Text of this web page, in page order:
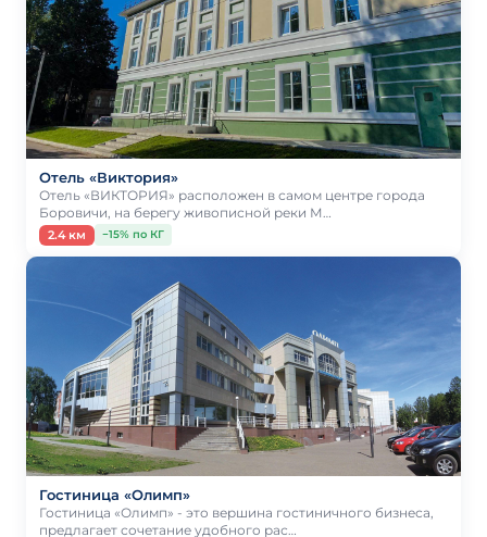
Отель «Виктория»
Отель «ВИКТОРИЯ» расположен в самом центре города
Боровичи, на берегу живописной реки М…
2.4 км −15% по КГ
Гостиница «Олимп»
Гостиница «Олимп» - это вершина гостиничного бизнеса,
предлагает сочетание удобного рас…